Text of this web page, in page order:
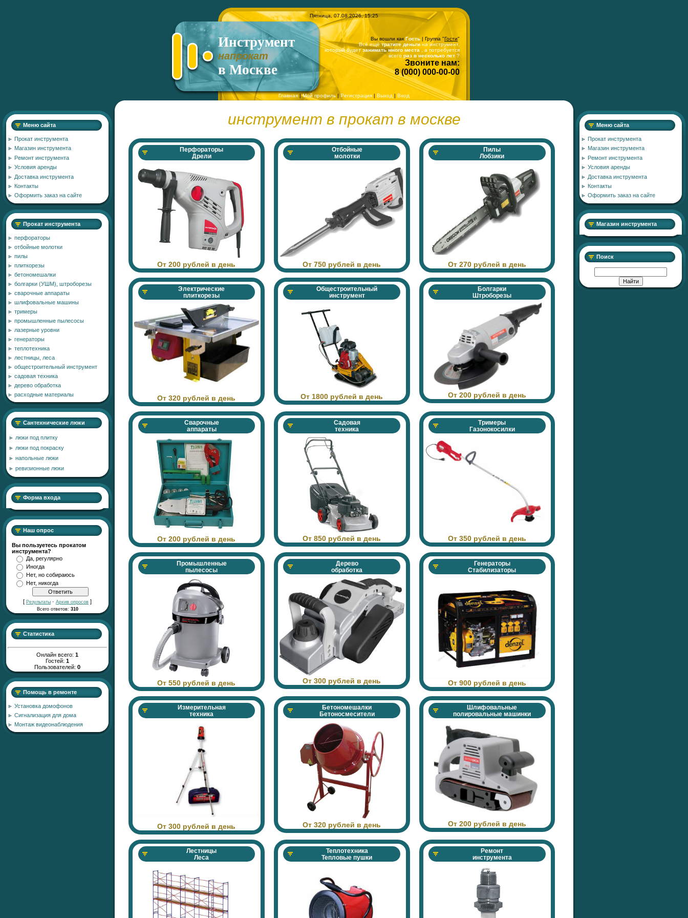
Пятница, 07.08.2026, 15:25
Инструмент
напрокат
в Москве
Вы вошли какГость | Группа "Гости"
Всё ещётратите деньги на инструмент,
который будетзанимать много места
, а потребуется
всего раз в несколько лет ?
Звоните нам:
8 (000) 000-00-00
Главная|Мой профиль | Регистрация | Выход | Вход
Меню сайта
Прокат инструмента
Магазин инструмента
Ремонт инструмента
Условия аренды
Доставка инструмента
Контакты
Оформить заказ на сайте
Прокат инструмента
перфораторы
отбойные молотки
пилы
плиткорезы
бетономешалки
болгарки (УШМ), штроборезы
сварочные аппараты
шлифовальные машины
тримеры
промышленные пылесосы
лазерные уровни
генераторы
теплотехника
лестницы, леса
общестроительный инструмент
садовая техника
дерево обработка
расходные материалы
Сантехнические люки
люки под плитку
люки под покраску
напольные люки
ревизионные люки
Форма входа
Наш опрос
Вы пользуетесь прокатом
инструмента?
Да, регулярно
Иногда
Нет, но собираюсь
Нет, никогда
[ Результаты · Архив опросов ]
Всего ответов: 310
Статистика
Онлайн всего: 1
Гостей: 1
Пользователей: 0
Помощь в ремонте
Установка домофонов
Сигнализация для дома
Монтаж видеонаблюдения
инструмент в прокат в москве
Перфораторы
Дрели
От 200 рублей в день
Отбойные
молотки
От 750 рублей в день
Пилы
Лобзики
От 270 рублей в день
Электрические
плиткорезы
От 320 рублей в день
Общестроительный
инструмент
От 1800 рублей в день
Болгарки
Штроборезы
От 200 рублей в день
Сварочные
аппараты
От 200 рублей в день
Садовая
техника
От 850 рублей в день
Тримеры
Газонокосилки
От 350 рублей в день
Промышленные
пылесосы
От 550 рублей в день
Дерево
обработка
От 300 рублей в день
Генераторы
Стабилизаторы
От 900 рублей в день
Измерительная
техника
От 300 рублей в день
Бетономешалки
Бетоносмесители
От 320 рублей в день
Шлифовальные
полировальные машинки
От 200 рублей в день
Лестницы
Леса
Теплотехника
Тепловые пушки
Ремонт
инструмента
Меню сайта
Прокат инструмента
Магазин инструмента
Ремонт инструмента
Условия аренды
Доставка инструмента
Контакты
Оформить заказ на сайте
Магазин инструмента
Поиск